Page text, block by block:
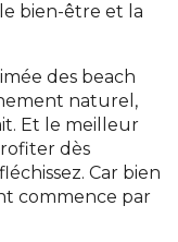
le bien-être et la
des beach
naturel,
Et le meilleur
dès
Car bien
commence par